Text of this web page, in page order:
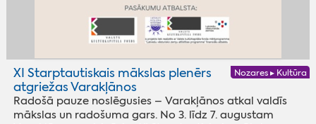
Nozares ▸ Kultūra
XI Starptautiskais mākslas plenērs
atgriežas Varakļānos
Radošā pauze noslēgusies – Varakļānos atkal valdīs
mākslas un radošuma gars. No 3. līdz 7. augustam